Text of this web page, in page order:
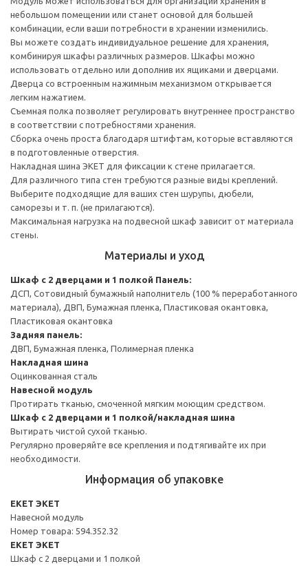
небольшом помещении или станет основой для большей
комбинации, если ваши потребности в хранении изменились.
Вы можете создать индивидуальное решение для хранения,
комбинируя шкафы различных размеров. Шкафы можно
использовать отдельно или дополнив их ящиками и дверцами.
Дверца со встроенным нажимным механизмом открывается
легким нажатием.
Съемная полка позволяет регулировать внутреннее пространство
в соответствии с потребностями хранения.
Сборка очень проста благодаря штифтам, которые вставляются
в подготовленные отверстия.
Накладная шина ЭКЕТ для фиксации к стене прилагается.
Для различного типа стен требуются разные виды креплений.
Выберите подходящие для ваших стен шурупы, дюбели,
саморезы и т. п. (не прилагаются).
Максимальная нагрузка на подвесной шкаф зависит от материала
стены.
Материалы и уход
Шкаф с 2 дверцами и 1 полкой Панель:
ДСП, Сотовидный бумажный наполнитель (100 % переработанного
материала), ДВП, Бумажная пленка, Пластиковая окантовка,
Пластиковая окантовка
Задняя панель:
ДВП, Бумажная пленка, Полимерная пленка
Накладная шина
Оцинкованная сталь
Навесной модуль
Протирать тканью, смоченной мягким моющим средством.
Шкаф с 2 дверцами и 1 полкой/накладная шина
Вытирать чистой сухой тканью.
Регулярно проверяйте все крепления и подтягивайте их при
необходимости.
Информация об упаковке
EKET ЭКЕТ
Навесной модуль
Номер товара: 594.352.32
EKET ЭКЕТ
Шкаф с 2 дверцами и 1 полкой